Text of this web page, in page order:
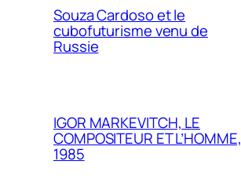
Souza Cardoso et le
cubofuturisme venu de
Russie
IGOR MARKEVITCH, LE
COMPOSITEUR ET L’HOMME,
1985